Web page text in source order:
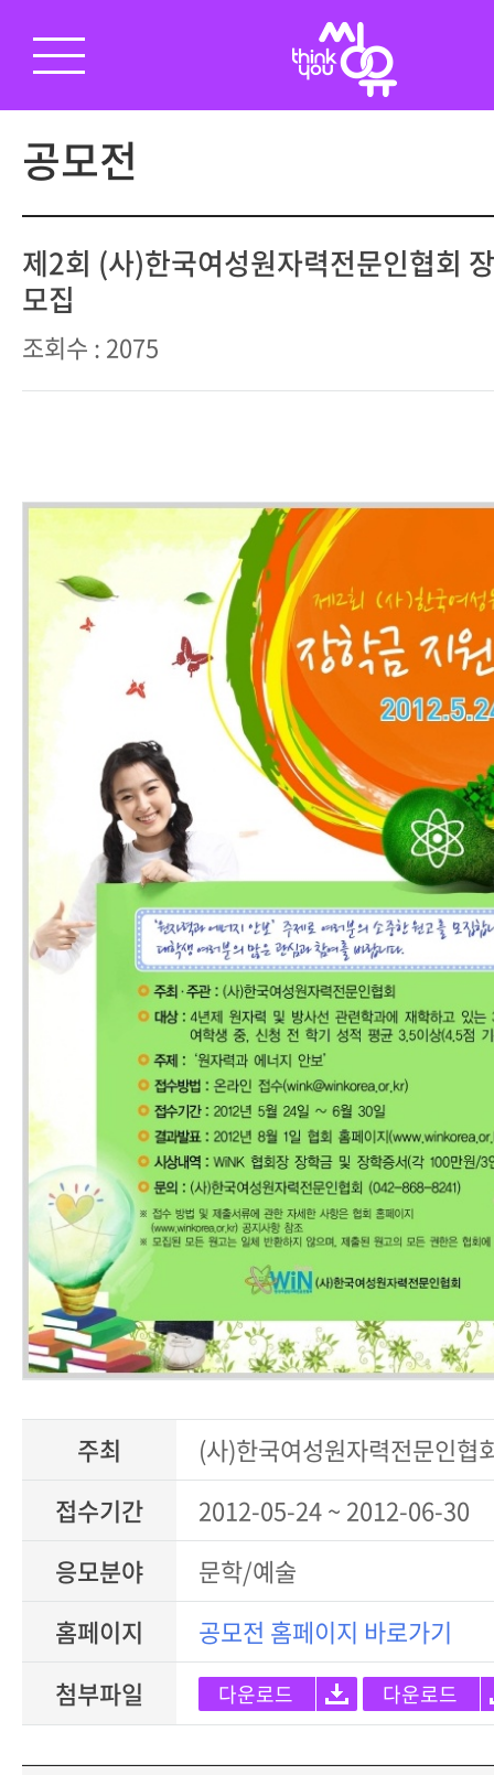
공모전
제2회 (사)한국여성원자력전문인협회
모집
조회수 : 2075
주최
(사)한국여성원자력전문인협
접수기간
2012-05-24 ~ 2012-06-30
응모분야
문학/예술
홈페이지
공모전 홈페이지 바로가기
첨부파일
다운로드 다운로드